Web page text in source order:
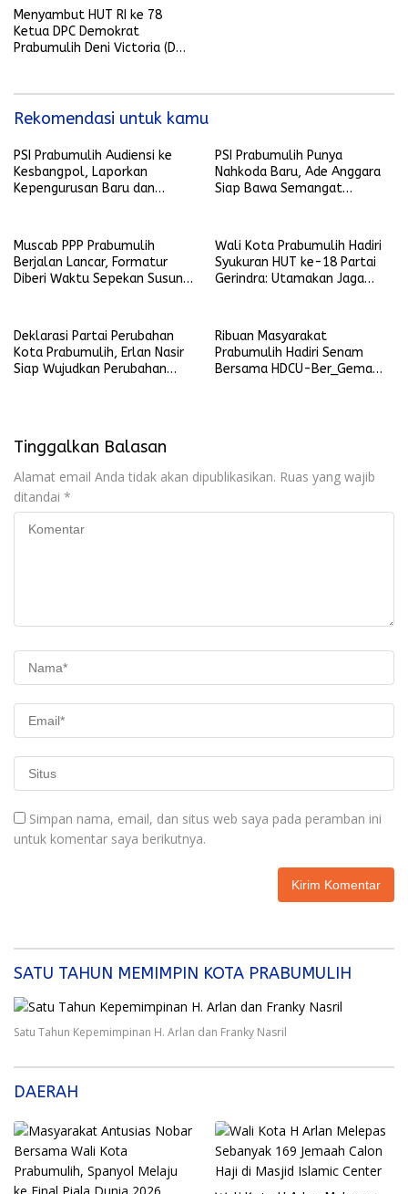
Menyambut HUT RI ke 78
Ketua DPC Demokrat
Prabumulih Deni Victoria (DV)
Rekomendasi untuk kamu
PSI Prabumulih Audiensi ke
Kesbangpol, Laporkan
Kepengurusan Baru dan
PSI Prabumulih Punya
Nahkoda Baru, Ade Anggara
Siap Bawa Semangat
Muscab PPP Prabumulih
Berjalan Lancar, Formatur
Diberi Waktu Sepekan Susun
Wali Kota Prabumulih Hadiri
Syukuran HUT ke-18 Partai
Gerindra: Utamakan Jaga
Deklarasi Partai Perubahan
Kota Prabumulih, Erlan Nasir
Siap Wujudkan Perubahan
Ribuan Masyarakat
Prabumulih Hadiri Senam
Bersama HDCU-Ber_Gema
Tinggalkan Balasan
Alamat email Anda tidak akan dipublikasikan. Ruas yang wajib
ditandai *
Simpan nama, email, dan situs web saya pada peramban ini
untuk komentar saya berikutnya.
SATU TAHUN MEMIMPIN KOTA PRABUMULIH
Satu Tahun Kepemimpinan H. Arlan dan Franky Nasril
DAERAH